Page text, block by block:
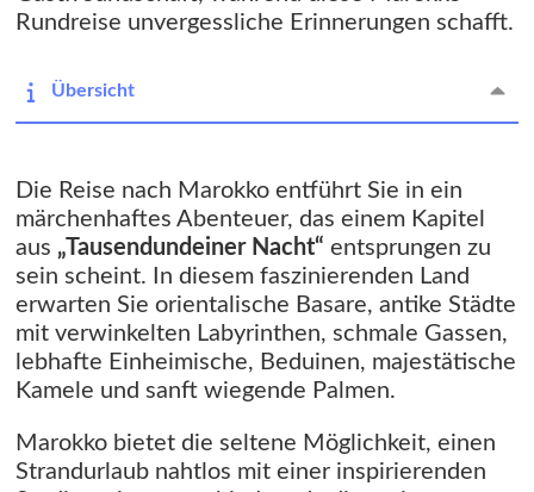
Rundreise unvergessliche Erinnerungen schafft.
Übersicht
Die Reise nach Marokko entführt Sie in ein
märchenhaftes Abenteuer, das einem Kapitel
aus „Tausendundeiner Nacht“ entsprungen zu
sein scheint. In diesem faszinierenden Land
erwarten Sie orientalische Basare, antike Städte
mit verwinkelten Labyrinthen, schmale Gassen,
lebhafte Einheimische, Beduinen, majestätische
Kamele und sanft wiegende Palmen.
Marokko bietet die seltene Möglichkeit, einen
Strandurlaub nahtlos mit einer inspirierenden